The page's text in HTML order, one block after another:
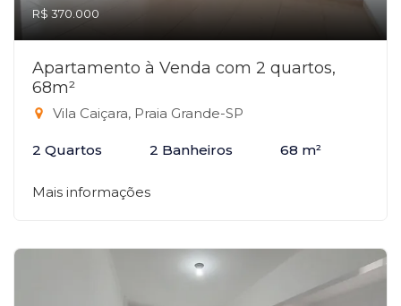
R$ 370.000
Apartamento à Venda com 2 quartos,
68m²
Vila Caiçara, Praia Grande-SP
2 Quartos 2 Banheiros 68 m²
Mais informações